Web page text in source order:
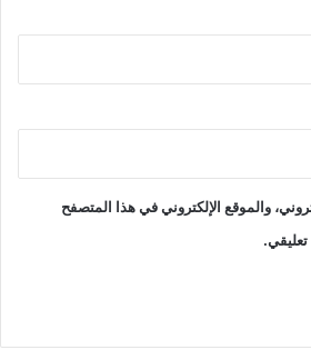
والموقع الإلكتروني في هذا المتصفح
تعليقي.